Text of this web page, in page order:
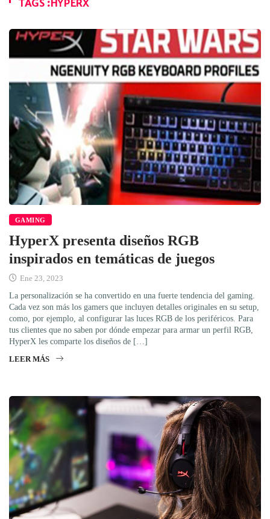
TAGS :HYPERX
GAMING
HyperX presenta diseños RGB
inspirados en temáticas de juegos
Ene 23, 2023
La personalización se ha convertido en una fuerte tendencia del gaming.
Cada vez son más los gamers que incluyen detalles originales en su setup,
como, por ejemplo, al configurar las luces RGB de los periféricos. Para
tus clientes que no saben por dónde empezar para armar un perfil RGB,
HyperX les comparte los diseños de […]
LEER MÁS